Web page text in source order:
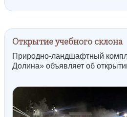
Открытие учебного склона
Природно-ландшафтный
Долина» объявляет об